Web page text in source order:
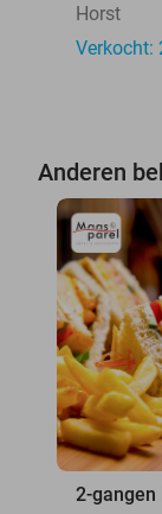
Horst
Verkocht:
Anderen
2-gangen